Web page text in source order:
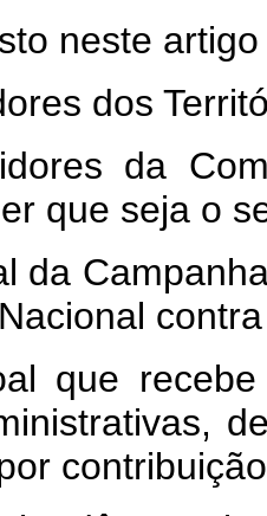
neste
dos
da
que seja o
da
que